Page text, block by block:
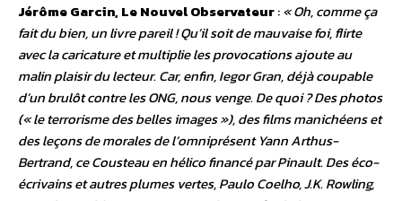
Jérôme Garcin, Le Nouvel Observateur:« Oh, comme ça
fait du bien, un livre pareil ! Qu’il soit de mauvaise foi, flirte
avec la caricature et multiplie les provocations ajoute au
malin plaisir du lecteur. Car, enfin, Iegor Gran, déjà coupable
d’un brulôt contre les ONG, nous venge. De quoi ? Des photos
(« le terrorisme des belles images »), des films manichéens et
des leçons de morales de l’omniprésent Yann Arthus-
Bertrand, ce Cousteau en hélico financé par Pinault. Des éco-
écrivains et autres plumes vertes, Paulo Coelho, J.K. Rowling,